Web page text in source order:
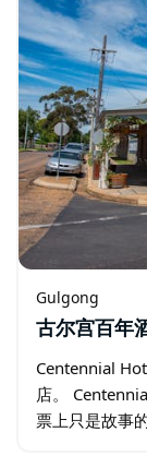
Gulgong
古尔宫百年
Centennial
店。
票上只是故事